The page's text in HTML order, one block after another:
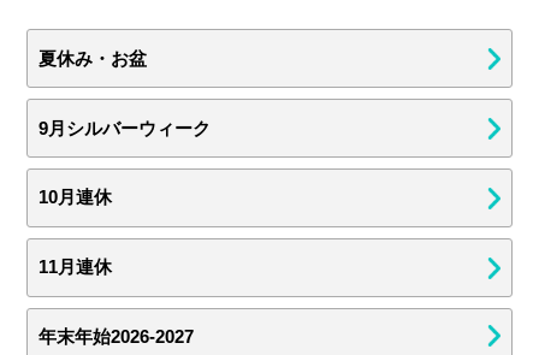
夏休み・お盆
9月シルバーウィーク
10月連休
11月連休
年末年始2026-2027